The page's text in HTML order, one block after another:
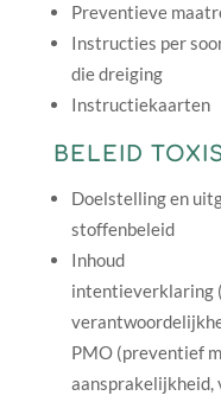
Preventieve
Instructies per
die dreiging
Instructiekaarten
BELEID
Doelstelling en
stoffenbeleid
Inhoud
intentieverklaring
PMO (preventief